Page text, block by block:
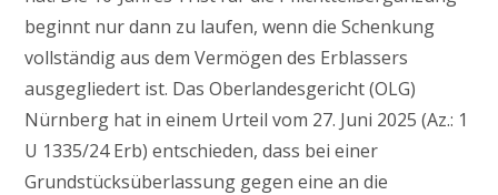
beginnt nur dann zu laufen, wenn die Schenkung
vollständig aus dem Vermögen des Erblassers
ausgegliedert ist. Das Oberlandesgericht (OLG)
Nürnberg hat in einem Urteil vom 27. Juni 2025 (Az.: 1
U 1335/24 Erb) entschieden, dass bei einer
Grundstücksüberlassung gegen eine an die